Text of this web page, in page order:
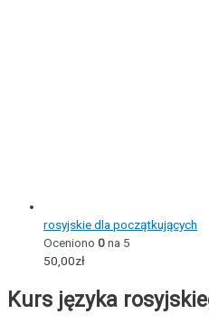
rosyjskie dla początkujących
Oceniono 0na 5
50,00zł
Kurs języka